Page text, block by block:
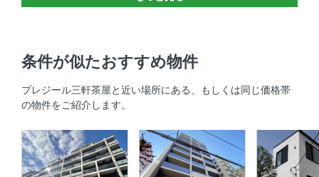
浴室乾燥機 、 バストイレ別 、 独立洗面台 、 温水洗浄便
、 コンロ2口以上
オートロック 、 ＴＶモニタ付きインターホン 、 防犯カメ
ラ
条件が似たおすすめ物件
プレジール三軒茶屋と近い場所にある、もしくは同じ価格帯
の物件をご紹介します。